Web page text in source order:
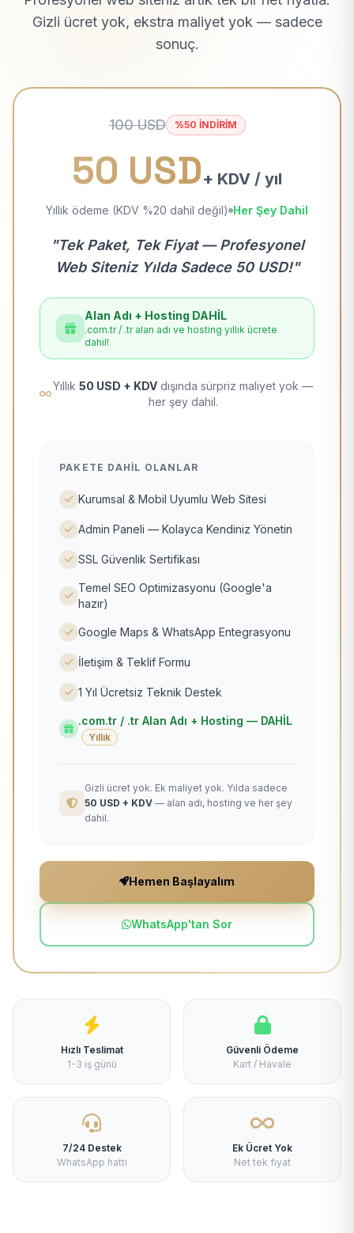
Gizli ücret yok, ekstra maliyet yok — sadece
sonuç.
100 USD %50 İNDİRİM
50 USD+ KDV / yıl
Yıllık ödeme (KDV %20 dahil değil) Her Şey Dahil
"Tek Paket, Tek Fiyat — Profesyonel
Web Siteniz Yılda Sadece 50 USD!"
Alan Adı + Hosting DAHİL
.com.tr / .tr alan adı ve hosting yıllık ücrete
dahil!
Yıllık 50 USD + KDV dışında sürpriz maliyet yok —
her şey dahil.
PAKETE DAHIL OLANLAR
Kurumsal & Mobil Uyumlu Web Sitesi
Admin Paneli — Kolayca Kendiniz Yönetin
SSL Güvenlik Sertifikası
Temel SEO Optimizasyonu (Google'a
hazır)
Google Maps & WhatsApp Entegrasyonu
İletişim & Teklif Formu
1 Yıl Ücretsiz Teknik Destek
.com.tr / .tr Alan Adı + Hosting — DAHİL
Yıllık
Gizli ücret yok. Ek maliyet yok. Yılda sadece
50 USD + KDV — alan adı, hosting ve her şey
dahil.
Hemen Başlayalım
WhatsApp'tan Sor
Hızlı Teslimat
1-3 iş günü
Güvenli Ödeme
Kart / Havale
7/24 Destek
WhatsApp hattı
Ek Ücret Yok
Net tek fiyat